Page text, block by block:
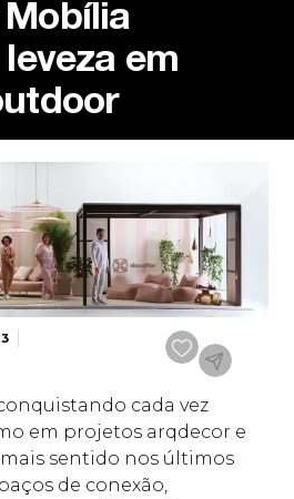
em
cada vez
em projetos arqdecor e
sentido nos últimos
de conexão,